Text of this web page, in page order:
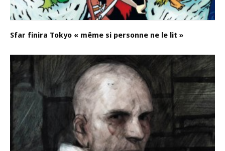
Sfar finira Tokyo « même si personne ne le lit »